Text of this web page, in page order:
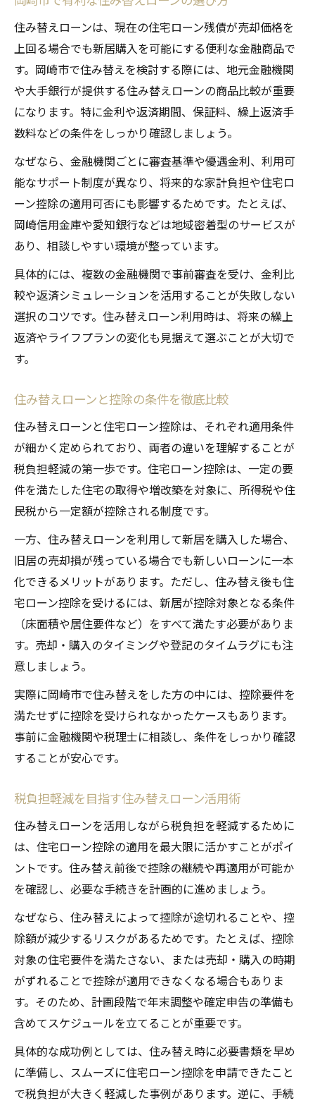
住み替えローンは、現在の住宅ローン残債が売却価格を
上回る場合でも新居購入を可能にする便利な金融商品で
す。岡崎市で住み替えを検討する際には、地元金融機関
や大手銀行が提供する住み替えローンの商品比較が重要
になります。特に金利や返済期間、保証料、繰上返済手
数料などの条件をしっかり確認しましょう。
なぜなら、金融機関ごとに審査基準や優遇金利、利用可
能なサポート制度が異なり、将来的な家計負担や住宅ロ
ーン控除の適用可否にも影響するためです。たとえば、
岡崎信用金庫や愛知銀行などは地域密着型のサービスが
あり、相談しやすい環境が整っています。
具体的には、複数の金融機関で事前審査を受け、金利比
較や返済シミュレーションを活用することが失敗しない
選択のコツです。住み替えローン利用時は、将来の繰上
返済やライフプランの変化も見据えて選ぶことが大切で
す。
住み替えローンと控除の条件を徹底比較
住み替えローンと住宅ローン控除は、それぞれ適用条件
が細かく定められており、両者の違いを理解することが
税負担軽減の第一歩です。住宅ローン控除は、一定の要
件を満たした住宅の取得や増改築を対象に、所得税や住
民税から一定額が控除される制度です。
一方、住み替えローンを利用して新居を購入した場合、
旧居の売却損が残っている場合でも新しいローンに一本
化できるメリットがあります。ただし、住み替え後も住
宅ローン控除を受けるには、新居が控除対象となる条件
（床面積や居住要件など）をすべて満たす必要がありま
す。売却・購入のタイミングや登記のタイムラグにも注
意しましょう。
実際に岡崎市で住み替えをした方の中には、控除要件を
満たせずに控除を受けられなかったケースもあります。
事前に金融機関や税理士に相談し、条件をしっかり確認
することが安心です。
税負担軽減を目指す住み替えローン活用術
住み替えローンを活用しながら税負担を軽減するために
は、住宅ローン控除の適用を最大限に活かすことがポイ
ントです。住み替え前後で控除の継続や再適用が可能か
を確認し、必要な手続きを計画的に進めましょう。
なぜなら、住み替えによって控除が途切れることや、控
除額が減少するリスクがあるためです。たとえば、控除
対象の住宅要件を満たさない、または売却・購入の時期
がずれることで控除が適用できなくなる場合もありま
す。そのため、計画段階で年末調整や確定申告の準備も
含めてスケジュールを立てることが重要です。
具体的な成功例としては、住み替え時に必要書類を早め
に準備し、スムーズに住宅ローン控除を申請できたこと
で税負担が大きく軽減した事例があります。逆に、手続